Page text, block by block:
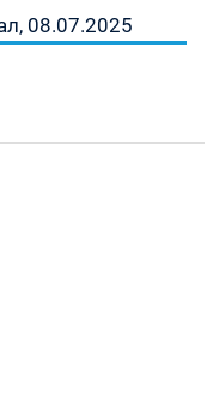
08.07.2025